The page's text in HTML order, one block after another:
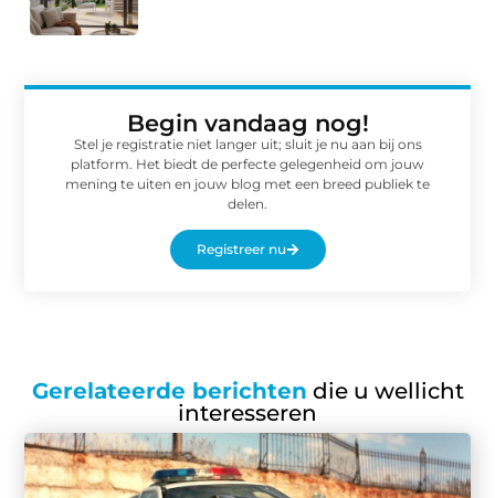
Begin vandaag nog!
Stel je registratie niet langer uit; sluit je nu aan bij ons
platform. Het biedt de perfecte gelegenheid om jouw
mening te uiten en jouw blog met een breed publiek te
delen.
Registreer nu
Gerelateerde berichten die u wellicht
interesseren